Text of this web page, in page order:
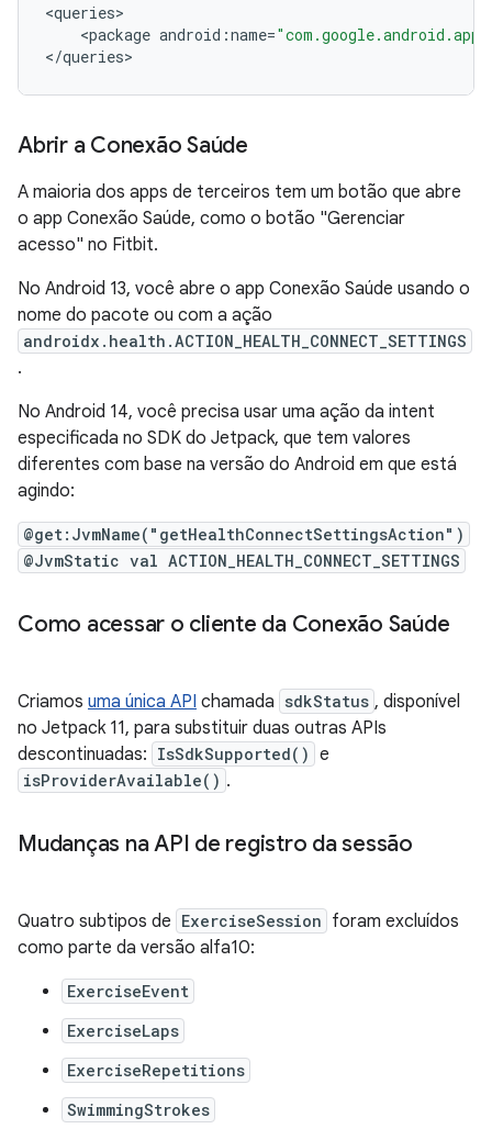
<queries
<package android :name=
</queries
Abrir a Conexão Saúde
A maioria dos apps de terceiros tem um botão que abre
o app Conexão Saúde, como o botão "Gerenciar
acesso" no Fitbit.
No Android 13, você abre o app Conexão Saúde usando o
nome do pacote ou com a ação
androidx.health.ACTION_HEALTH_CONNECT_SETTINGS
.
No Android 14, você precisa usar uma ação da intent
especificada no SDK do Jetpack, que tem valores
diferentes com base na versão do Android em que está
agindo:
@get:JvmName("getHealthConnectSettingsAction")
@JvmStatic val ACTION_HEALTH_CONNECT_SETTINGS
Como acessar o cliente da Conexão Saúde
Criamos uma única API chamada sdkStatus , disponível
no Jetpack 11, para substituir duas outras APIs
descontinuadas: IsSdkSupported() e
isProviderAvailable() .
Mudanças na API de registro da sessão
Quatro subtipos de ExerciseSession foram excluídos
como parte da versão alfa10:
ExerciseEvent
ExerciseLaps
ExerciseRepetitions
SwimmingStrokes